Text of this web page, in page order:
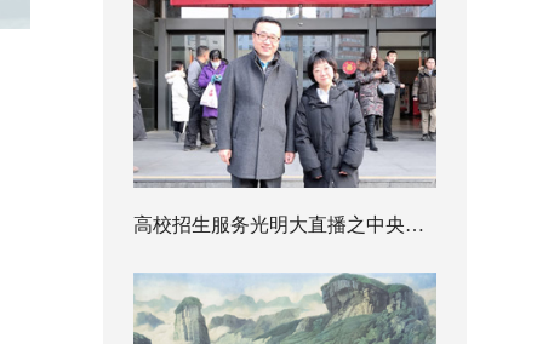
高校招生服务光明大直播之中央音乐学院